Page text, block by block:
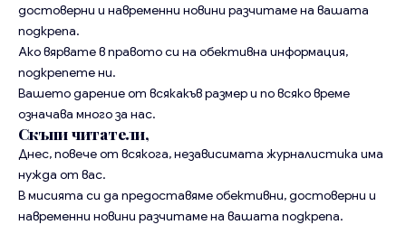
достоверни и навременни новини разчитаме на вашата
подкрепа.
Ако вярвате в правото си на обективна информация,
подкрепете ни.
Вашето дарение от всякакъв размер и по всяко време
означава много за нас.
Скъпи читатели,
Днес, повече от всякога, независимата журналистика има
нужда от вас.
В мисията си да предоставяме обективни, достоверни и
навременни новини разчитаме на вашата подкрепа.